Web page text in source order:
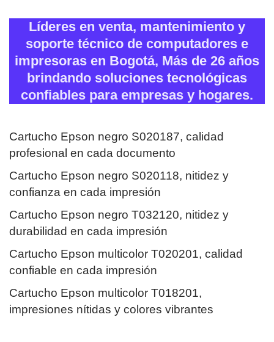
Líderes en venta, mantenimiento y
soporte técnico de computadores e
impresoras en Bogotá, Más de 26 años
brindando soluciones tecnológicas
confiables para empresas y hogares.
Cartucho Epson negro S020187, calidad
profesional en cada documento
Cartucho Epson negro S020118, nitidez y
confianza en cada impresión
Cartucho Epson negro T032120, nitidez y
durabilidad en cada impresión
Cartucho Epson multicolor T020201, calidad
confiable en cada impresión
Cartucho Epson multicolor T018201,
impresiones nítidas y colores vibrantes